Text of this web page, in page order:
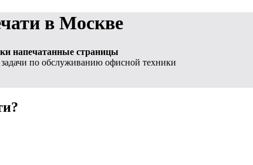
в Москве
напечатанные страницы
по обслуживанию офисной техники